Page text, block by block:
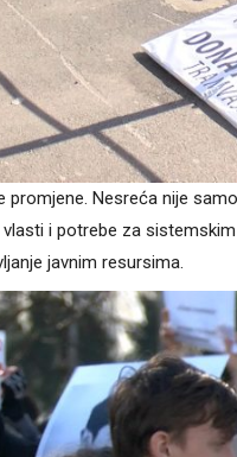
Nesreća nije
i potrebe za
javnim resursima.